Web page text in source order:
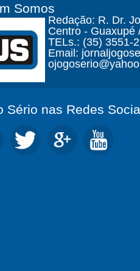
Somos
Redação: R. Dr.
Centro - Guaxupé
TELs.: (35) 3551-
Email:
Sério nas Redes